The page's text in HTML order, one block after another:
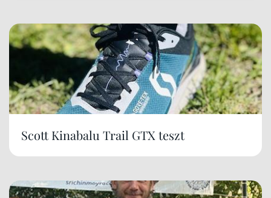
Scott Kinabalu Trail GTX teszt